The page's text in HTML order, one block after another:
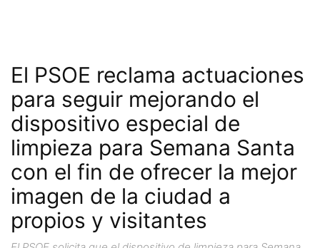
El PSOE reclama actuaciones
para seguir mejorando el
dispositivo especial de
limpieza para Semana Santa
con el fin de ofrecer la mejor
imagen de la ciudad a
propios y visitantes